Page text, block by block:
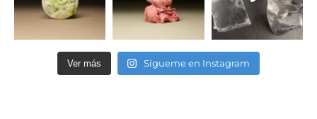
Ver más Sígueme en Instagram